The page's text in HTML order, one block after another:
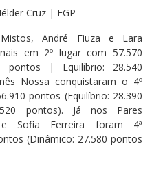
Cruz | FGP
André Fiuza e Lara
em 2º lugar com 57.570
pontos | Equilíbrio: 28.540
Nossa conquistaram o 4º
pontos (Equilíbrio: 28.390
pontos). Já nos Pares
e Sofia Ferreira foram 4ª
(Dinâmico: 27.580 pontos